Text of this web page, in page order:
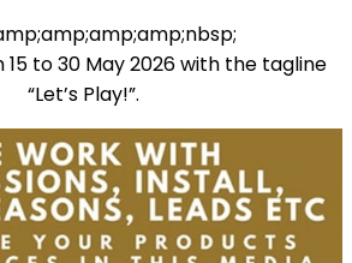
15 to 30 May 2026 with the tagline
“Let’s Play!”.